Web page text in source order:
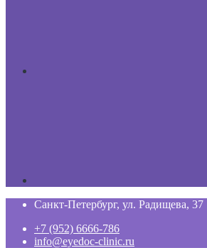
Санкт-Петербург, ул. Радищева, 37
+7 (952) 6666-786
info@eyedoc-clinic.ru